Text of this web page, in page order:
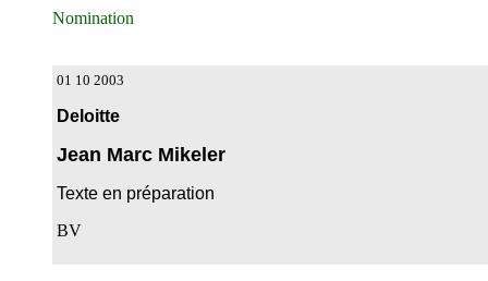
Nomination
01 10 2003
Deloitte
Jean Marc Mikeler
Texte en préparation
BV